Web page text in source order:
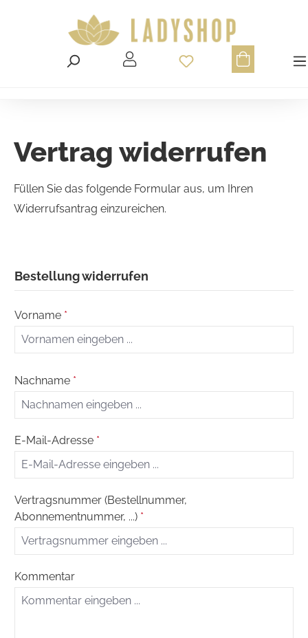
Du hast 0
Vertrag widerrufen
Füllen Sie das folgende Formular aus, um Ihren
Widerrufsantrag einzureichen.
Bestellung widerrufen
Vorname *
Nachname *
E-Mail-Adresse *
Vertragsnummer (Bestellnummer,
Abonnementnummer, ...) *
Kommentar